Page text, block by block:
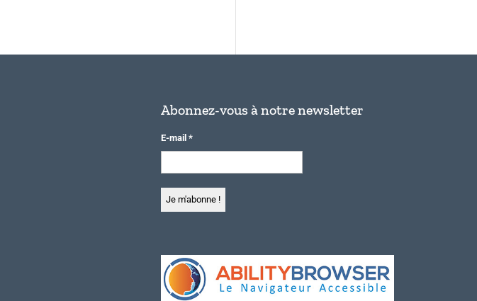
Abonnez-vous à notre newsletter
E-mail *